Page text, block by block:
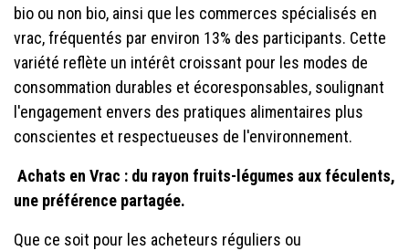
bio ou non bio, ainsi que les commerces spécialisés en
vrac, fréquentés par environ 13% des participants. Cette
variété reflète un intérêt croissant pour les modes de
consommation durables et écoresponsables, soulignant
l'engagement envers des pratiques alimentaires plus
conscientes et respectueuses de l'environnement.
Achats en Vrac : du rayon fruits-légumes aux féculents,
une préférence partagée.
Que ce soit pour les acheteurs réguliers ou